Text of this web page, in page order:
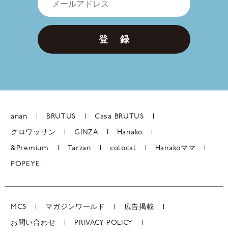
登 録
anan BRUTUS Casa BRUTUS
クロワッサン GINZA Hanako
&Premium Tarzan colocal Hanakoママ
POPEYE
MCS マガジンワールド 広告掲載
お問い合わせ PRIVACY POLICY